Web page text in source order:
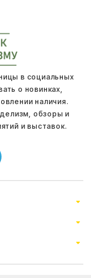
в социальных
о новинках,
наличия.
обзоры и
и выставок.